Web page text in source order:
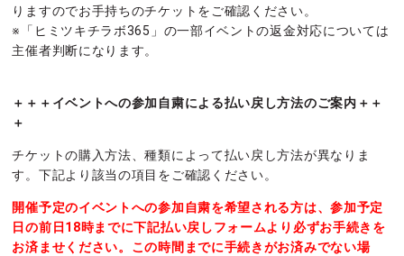
りますのでお手持ちのチケットをご確認ください。
※「ヒミツキチラボ365」の一部イベントの返金対応については
主催者判断になります。
＋＋＋イベントへの参加自粛による払い戻し方法のご案内＋＋
＋
チケットの購入方法、種類によって払い戻し方法が異なりま
す。下記より該当の項目をご確認ください。
開催予定のイベントへの参加自粛を希望される方は、参加予定
日の前日18時までに下記払い戻しフォームより必ずお手続きを
お済ませください。この時間までに手続きがお済みでない場